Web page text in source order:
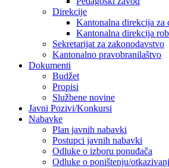
Direkcije
Kantonalna direkcija za
Kantonalna direkcija
Sekretarijat za zakonodavstvo
Kantonalno pravobranilaštvo
Dokumenti
Budžet
Propisi
Službene novine
Javni Pozivi/Konkursi
Nabavke
Plan javnih nabavki
Postupci javnih nabavki
Odluke o izboru ponuđača
Odluke o poništenju/